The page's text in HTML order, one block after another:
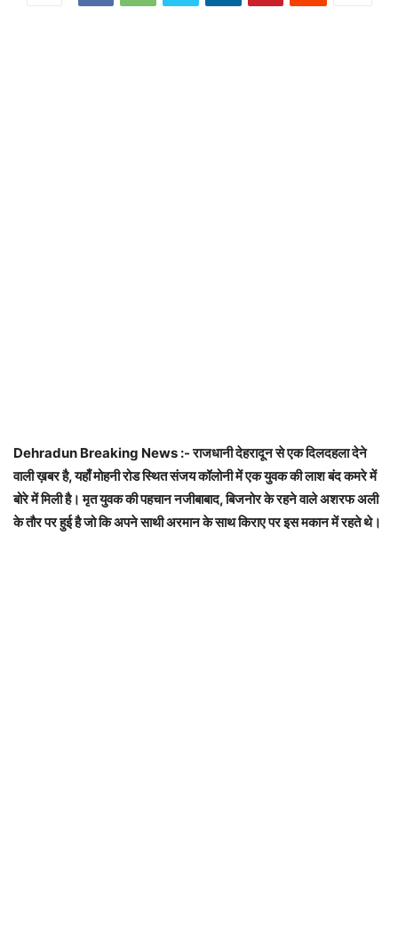
Dehradun Breaking News :- राजधानी देहरादून से एक दिलदहला देने
वाली ख़बर है, यहाँ मोहनी रोड स्थित संजय कॉलोनी में एक युवक की लाश बंद कमरे में
बोरे में मिली है। मृत युवक की पहचान नजीबाबाद, बिजनोर के रहने वाले अशरफ अली
के तौर पर हुई है जो कि अपने साथी अरमान के साथ किराए पर इस मकान में रहते थे।